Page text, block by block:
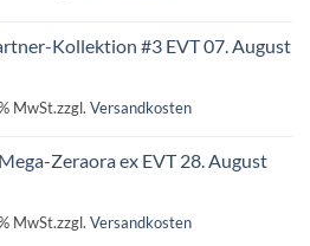
Kollektion #3 EVT 07. August
MwSt.zzgl. Versandkosten
Zeraora ex EVT 28. August
MwSt.zzgl. Versandkosten